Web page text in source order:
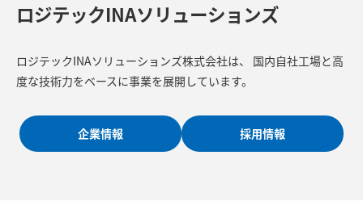
ロジテックINAソリューションズ
ロジテックINAソリューションズ株式会社は、 国内自社工場と高
度な技術力をベースに事業を展開しています。
企業情報 採用情報